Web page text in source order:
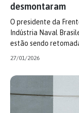
desmontaram
O presidente da
Indústria Naval
estão sendo
27/01/2026